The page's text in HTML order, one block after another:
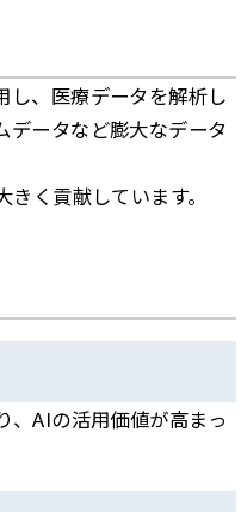
し、医療データを解析し
データなど膨大なデータ
く貢献しています。
、AIの活用価値が高まっ